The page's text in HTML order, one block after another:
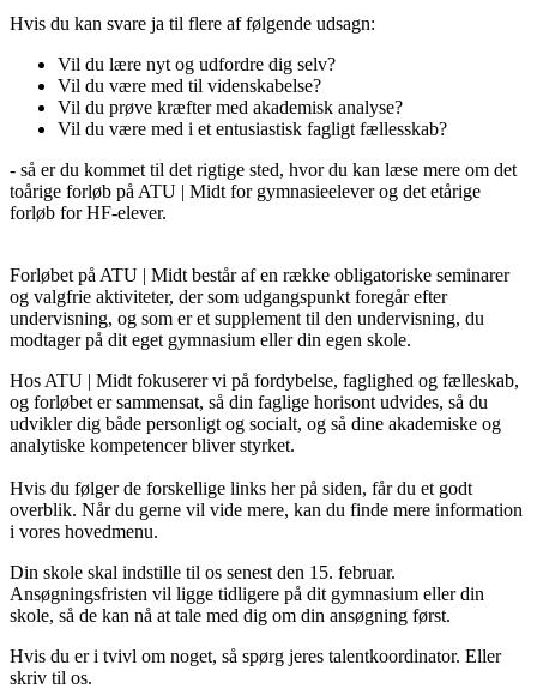
Hvis du kan svare ja til flere af følgende udsagn:
Vil du lære nyt og udfordre dig selv?
Vil du være med til videnskabelse?
Vil du prøve kræfter med akademisk analyse?
Vil du være med i et entusiastisk fagligt fællesskab?
- så er du kommet til det rigtige sted, hvor du kan læse mere om det
toårige forløb på ATU | Midt for gymnasieelever og det etårige
forløb for HF-elever.
Forløbet på ATU | Midt består af en række obligatoriske seminarer
og valgfrie aktiviteter, der som udgangspunkt foregår efter
undervisning, og som er et supplement til den undervisning, du
modtager på dit eget gymnasium eller din egen skole.
Hos ATU | Midt fokuserer vi på fordybelse, faglighed og fælleskab,
og forløbet er sammensat, så din faglige horisont udvides, så du
udvikler dig både personligt og socialt, og så dine akademiske og
analytiske kompetencer bliver styrket.
Hvis du følger de forskellige links her på siden, får du et godt
overblik. Når du gerne vil vide mere, kan du finde mere information
i vores hovedmenu.
Din skole skal indstille til os senest den 15. februar.
Ansøgningsfristen vil ligge tidligere på dit gymnasium eller din
skole, så de kan nå at tale med dig om din ansøgning først.
Hvis du er i tvivl om noget, så spørg jeres talentkoordinator. Eller
skriv til os.